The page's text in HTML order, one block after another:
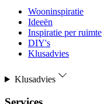
Wooninspiratie
Ideeën
Inspiratie per ruimte
DIY's
Klusadvies
Klusadvies